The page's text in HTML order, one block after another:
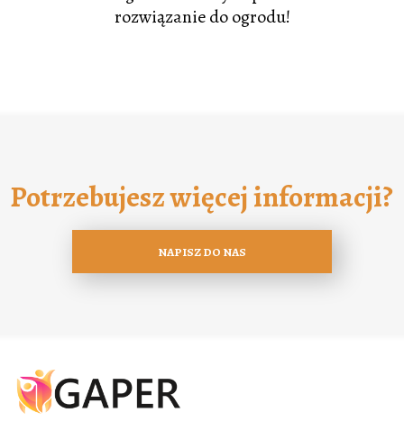
rozwiązanie do ogrodu!
Potrzebujesz więcej informacji?
NAPISZ DO NAS